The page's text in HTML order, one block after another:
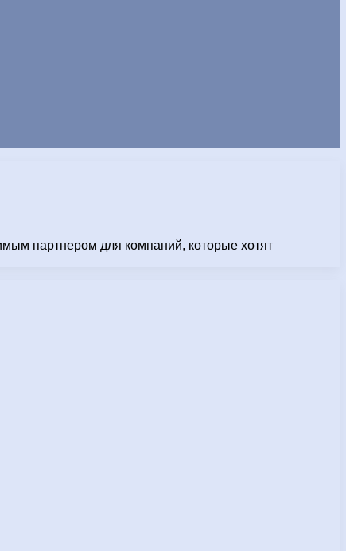
партнером для компаний, которые хотят